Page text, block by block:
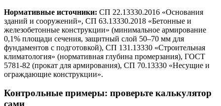
Нормативные источники: СП 22.13330.2016 «Основания
зданий и сооружений», СП 63.13330.2018 «Бетонные и
железобетонные конструкции» (минимальное армирование
0,1% площади сечения, защитный слой 50–70 мм для
фундаментов с подготовкой), СП 131.13330 «Строительная
климатология» (нормативная глубина промерзания), ГОСТ
5781-82 (прокат для армирования), СП 70.13330 «Несущие и
ограждающие конструкции».
Контрольные примеры: проверьте калькулятор
сами